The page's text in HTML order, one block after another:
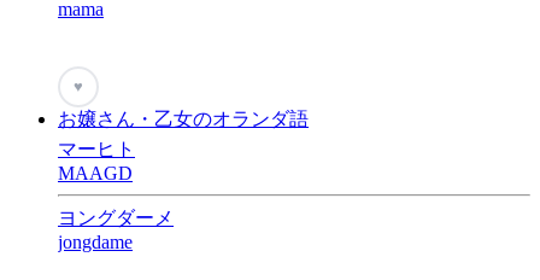
mama
♥
お嬢さん・乙女のオランダ語
マーヒト
MAAGD
ヨングダーメ
jongdame